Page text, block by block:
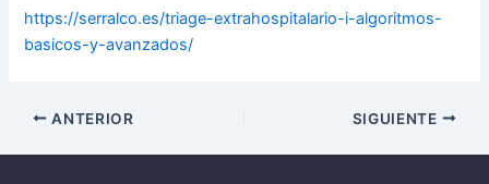
https://serralco.es/triage-extrahospitalario-i-algoritmos-
basicos-y-avanzados/
ANTERIOR SIGUIENTE